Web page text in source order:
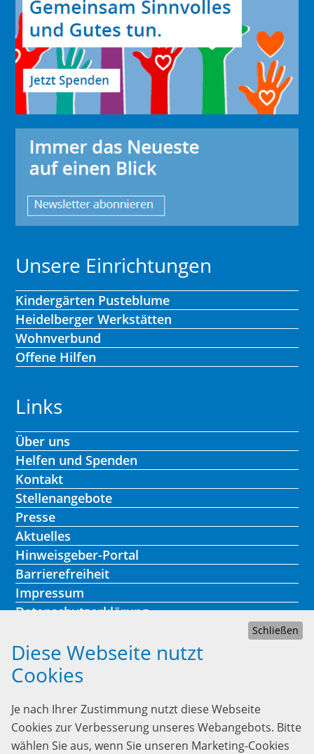
Schließen
Diese Webseite nutzt
Cookies
Je nach Ihrer Zustimmung nutzt diese Webseite
Cookies zur Verbesserung unseres Webangebots. Bitte
wählen Sie aus, wenn Sie unseren Marketing-Cookies
Unsere Einrichtungen
Kindergärten Pusteblume
Heidelberger Werkstätten
Wohnverbund
Offene Hilfen
Links
Über uns
Helfen und Spenden
Kontakt
Stellenangebote
Presse
Aktuelles
Hinweisgeber-Portal
Barrierefreiheit
Impressum
Datenschutzerklärung
Kontakt
Lebenshilfe Heidelberg
Heinrich-Fuchs-Str. 73
69126 Heidelberg